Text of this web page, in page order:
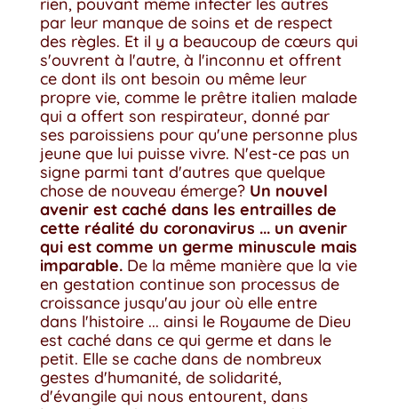
rien, pouvant même infecter les autres
par leur manque de soins et de respect
des règles. Et il y a beaucoup de cœurs qui
s'ouvrent à l'autre, à l'inconnu et offrent
ce dont ils ont besoin ou même leur
propre vie, comme le prêtre italien malade
qui a offert son respirateur, donné par
ses paroissiens pour qu'une personne plus
jeune que lui puisse vivre. N'est-ce pas un
signe parmi tant d'autres que quelque
chose de nouveau émerge? Un nouvel
avenir est caché dans les entrailles de
cette réalité du coronavirus ... un avenir
qui est comme un germe minuscule mais
imparable. De la même manière que la vie
en gestation continue son processus de
croissance jusqu'au jour où elle entre
dans l'histoire ... ainsi le Royaume de Dieu
est caché dans ce qui germe et dans le
petit. Elle se cache dans de nombreux
gestes d'humanité, de solidarité,
d'évangile qui nous entourent, dans